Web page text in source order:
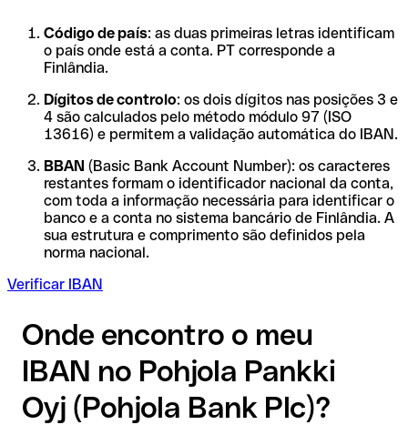
Código de país: as duas primeiras letras identificam
o país onde está a conta. PT corresponde a
Finlândia.
Dígitos de controlo: os dois dígitos nas posições 3 e
4 são calculados pelo método módulo 97 (ISO
13616) e permitem a validação automática do IBAN.
BBAN (Basic Bank Account Number): os caracteres
restantes formam o identificador nacional da conta,
com toda a informação necessária para identificar o
banco e a conta no sistema bancário de Finlândia. A
sua estrutura e comprimento são definidos pela
norma nacional.
Verificar IBAN
Onde encontro o meu
IBAN no Pohjola Pankki
Oyj (Pohjola Bank Plc)?